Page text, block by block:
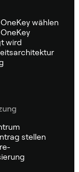
wählen
wird
stellen